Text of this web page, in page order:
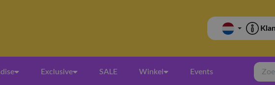
Exclusive SALE Winkel Events